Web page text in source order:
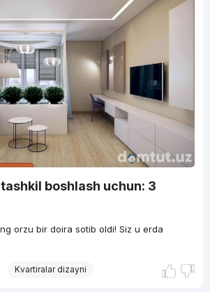
boshlash uchun: 3
orzu bir doira sotib oldi! Siz u erda
Kvartiralar dizayni